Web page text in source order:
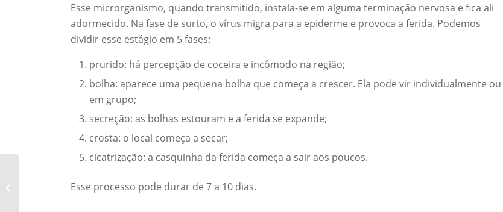
Esse microrganismo, quando transmitido, instala-se em alguma terminação nervosa e fica ali
adormecido. Na fase de surto, o vírus migra para a epiderme e provoca a ferida. Podemos
dividir esse estágio em 5 fases:
prurido: há percepção de coceira e incômodo na região;
bolha: aparece uma pequena bolha que começa a crescer. Ela pode vir individualmente ou
em grupo;
secreção: as bolhas estouram e a ferida se expande;
crosta: o local começa a secar;
cicatrização: a casquinha da ferida começa a sair aos poucos.
Esse processo pode durar de 7 a 10 dias.
dentes pequenos: